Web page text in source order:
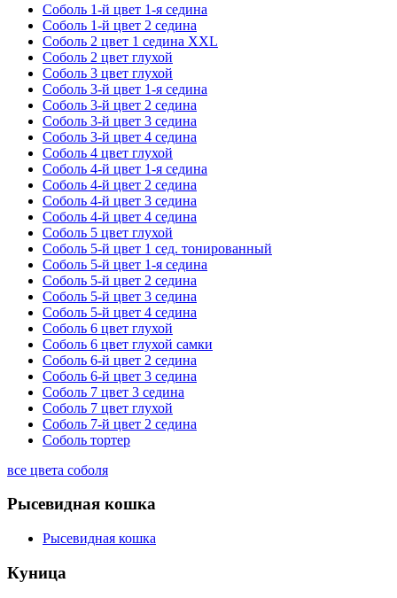
Соболь 1-й цвет 1-я седина
Соболь 1-й цвет 2 седина
Соболь 2 цвет 1 седина XXL
Соболь 2 цвет глухой
Соболь 3 цвет глухой
Соболь 3-й цвет 1-я седина
Соболь 3-й цвет 2 седина
Соболь 3-й цвет 3 седина
Соболь 3-й цвет 4 седина
Соболь 4 цвет глухой
Соболь 4-й цвет 1-я седина
Соболь 4-й цвет 2 седина
Соболь 4-й цвет 3 седина
Соболь 4-й цвет 4 седина
Соболь 5 цвет глухой
Соболь 5-й цвет 1 сед. тонированный
Соболь 5-й цвет 1-я седина
Соболь 5-й цвет 2 седина
Соболь 5-й цвет 3 седина
Соболь 5-й цвет 4 седина
Соболь 6 цвет глухой
Соболь 6 цвет глухой самки
Соболь 6-й цвет 2 седина
Соболь 6-й цвет 3 седина
Соболь 7 цвет 3 седина
Соболь 7 цвет глухой
Соболь 7-й цвет 2 седина
Соболь тортер
все цвета соболя
Рысевидная кошка
Рысевидная кошка
Куница